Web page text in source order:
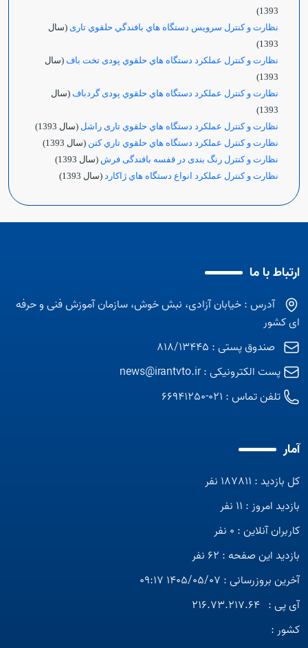
1393)
نظارت و كنترل سرويس دستگاه هاي بافندگي حلقوي تاری (سال
1393)
نظارت و كنترل عملكرد دستگاه هاي حلقوي پودی تخت باف (سال
1393)
نظارت و كنترل عملكرد دستگاه هاي حلقوي پودی گردباف (سال
1393)
نظارت و كنترل عملكرد دستگاه هاي حلقوي تاری راشل (سال 1393)
نظارت و كنترل عملكرد دستگاه هاي حلقوي تاري كتن (سال 1393)
نظارت و کنترل رنگ بندی در قفسه بافندگی فرش (سال 1393)
نظارت و کنترل عملکرد انواع دستگاه هاي ژاکارد (سال 1393)
ارتباط با ما
آدرس : خیابان آزادی، نبش خوش، سازمان آموزش فنی و حرفه
ای کشور
صندوق پستی : 818/13445
پست الکترونیکی :news@irantvto.ir
تلفن تماس : 021-66941250
آمار
کل بازدید : 187811 نفر
بازدید امروز : 11 نفر
کاربران آنلاین : 0 نفر
بازدید این صفحه : 62 نفر
آخرین بروزرسانی : 1405/05/07 09:17
آی پی : 216.73.217.64
کشور :